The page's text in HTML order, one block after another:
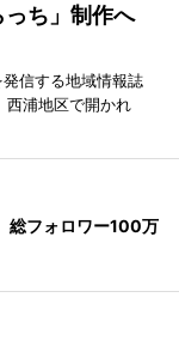
っち」制作へ
信する地域情報誌
西浦地区で開かれ
総フォロワー100万